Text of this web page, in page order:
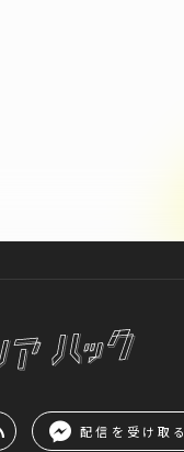
配信を受け取る